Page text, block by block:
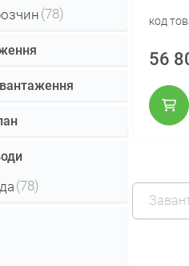
(78)
(78)
код
56